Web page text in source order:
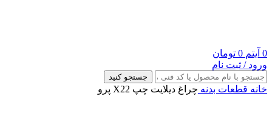
0 آیتم 0 تومان
ورود / ثبت نام
جستجو کنید
خانه قطعات بدنه چراغ دیلایت چپ X22 پرو